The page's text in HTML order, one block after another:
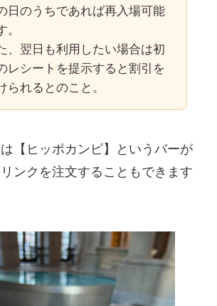
日のうちであれば再入場可能
。
、翌日も利用したい場合は初
レシートを提示すると割引を
られるとのこと。
【 ヒッポカンピ】というバーが
ンクを注文することもできます